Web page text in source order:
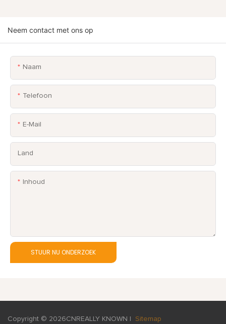
Neem contact met ons op
Naam
Telefoon
E-Mail
Land
Inhoud
STUUR NU ONDERZOEK
Copyright © 2026CNREALLY KNOWN | Sitemap